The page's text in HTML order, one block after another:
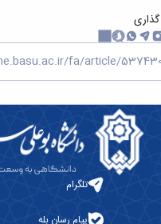
تلگرام
پیام رسان بله